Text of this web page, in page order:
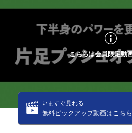
こちらは会員限定動
いますぐ見れる
無料ピックアップ動画はこちら